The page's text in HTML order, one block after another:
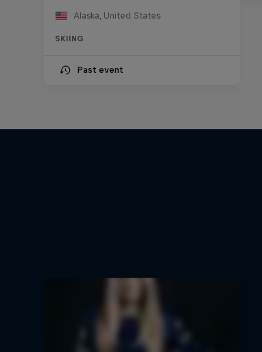
Alaska, United States
SKIING
Past event